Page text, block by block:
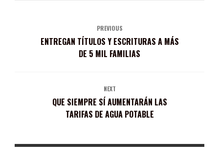
PREVIOUS
ENTREGAN TÍTULOS Y ESCRITURAS A MÁS
DE 5 MIL FAMILIAS
NEXT
QUE SIEMPRE SÍ AUMENTARÁN LAS
TARIFAS DE AGUA POTABLE